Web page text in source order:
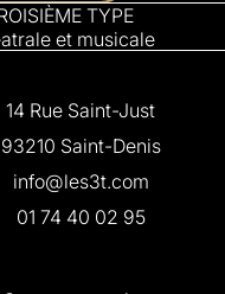
TYPE
et musicale
14 Rue Saint-Just
93210 Saint-Denis
info@les3t.com
01 74 40 02 95